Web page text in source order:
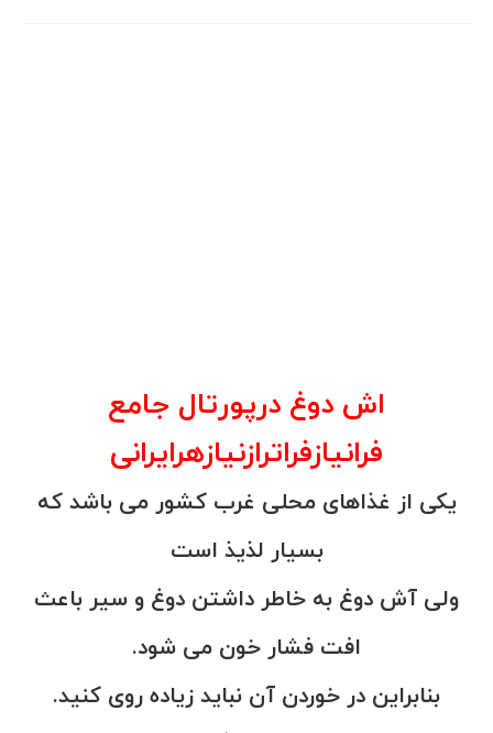
اش دوغ درپورتال جامع
فرانیازفراترازنیازهرایرانی
یکی از غذاهای محلی غرب کشور می باشد که
بسیار لذیذ است
ولی آش دوغ به خاطر داشتن دوغ و سیر باعث
افت فشار خون می شود.
بنابراین در خوردن آن نباید زیاده روی کنید.